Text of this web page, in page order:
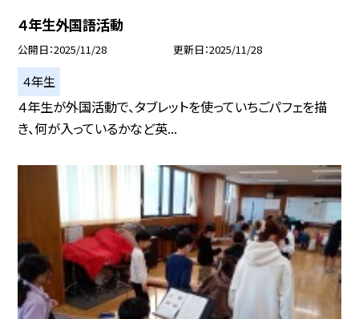
４年生外国語活動
公開日 2025/11/28 更新日 2025/11/28
４年生
４年生が外国活動で、タブレットを使っていちごパフェを描
き、何が入っているかなど英...